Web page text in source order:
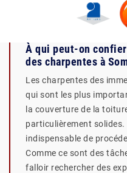
À qui peut-on
des charpentes à
Les charpentes des
qui sont les plus
la couverture de la
particulièrement
indispensable de
Comme ce sont des
falloir rechercher des